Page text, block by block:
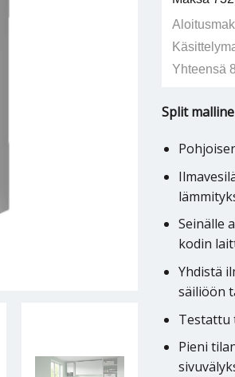
Yhteensä
Split
Seinälle
kodin
Yhdistä
säiliöön
Testattu
Pieni